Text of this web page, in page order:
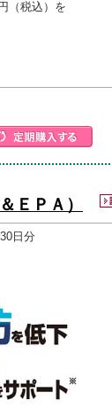
（税込）を
ＥＰＡ）
日分